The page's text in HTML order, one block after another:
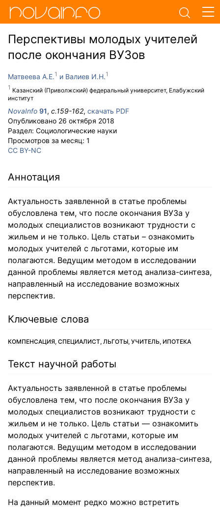
Перспективы молодых учителей
после окончания ВУЗов
Матвеева А.Е.
Казанский (Приволжский) федеральный университет, Елабужский
институт
Валиев И.Н.
NovaInfo 91, с.159-162, скачать PDF
Опубликовано 26 октября 2018
Раздел: Социологические науки
Просмотров за месяц: 1
CC BY-NC
Аннотация
Актуальность заявленной в статье проблемы
обусловлена тем, что после окончания ВУЗа у
молодых специалистов возникают трудности с
жильем и не только. Цель статьи – ознакомить
молодых учителей с льготами, которые им
полагаются. Ведущим методом в исследовании
данной проблемы является метод анализа-синтеза,
направленный на исследование возможных
перспектив.
Ключевые слова
КОМПЕНСАЦИЯ, СПЕЦИАЛИСТ, ЛЬГОТЫ, УЧИТЕЛЬ, ИПОТЕКА
Текст научной работы
Актуальность заявленной в статье проблемы
обусловлена тем, что после окончания ВУЗа у
молодых специалистов возникают трудности с
жильем и не только. Цель статьи — ознакомить
молодых учителей с льготами, которые им
полагаются. Ведущим методом в исследовании
данной проблемы является метод анализа-синтеза,
направленный на исследование возможных
перспектив.
На данный момент редко можно встретить